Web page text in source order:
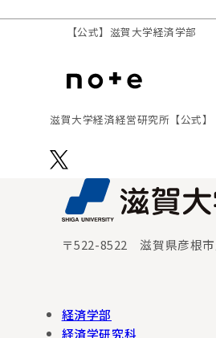
【公式】 滋賀大学経済学部
滋賀⼤学経済経営研究所 【公式】
〒522-8522 滋賀県彦根
経済学部
経済学研究科